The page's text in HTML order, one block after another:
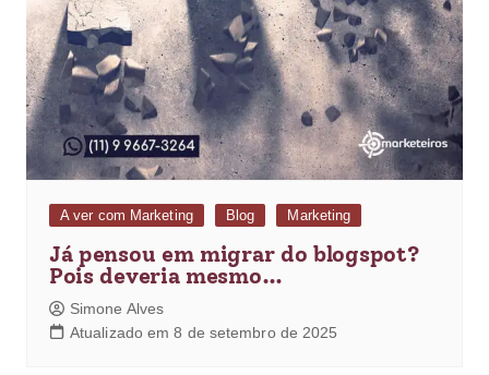
A ver com Marketing Blog Marketing
Já pensou em migrar do blogspot?
Pois deveria mesmo…
Simone Alves
Atualizado em 8 de setembro de 2025